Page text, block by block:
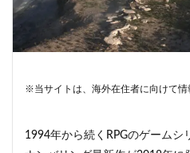
※当サイトは、海外在住者に向けて情
1994年から続くRPGのゲームシ